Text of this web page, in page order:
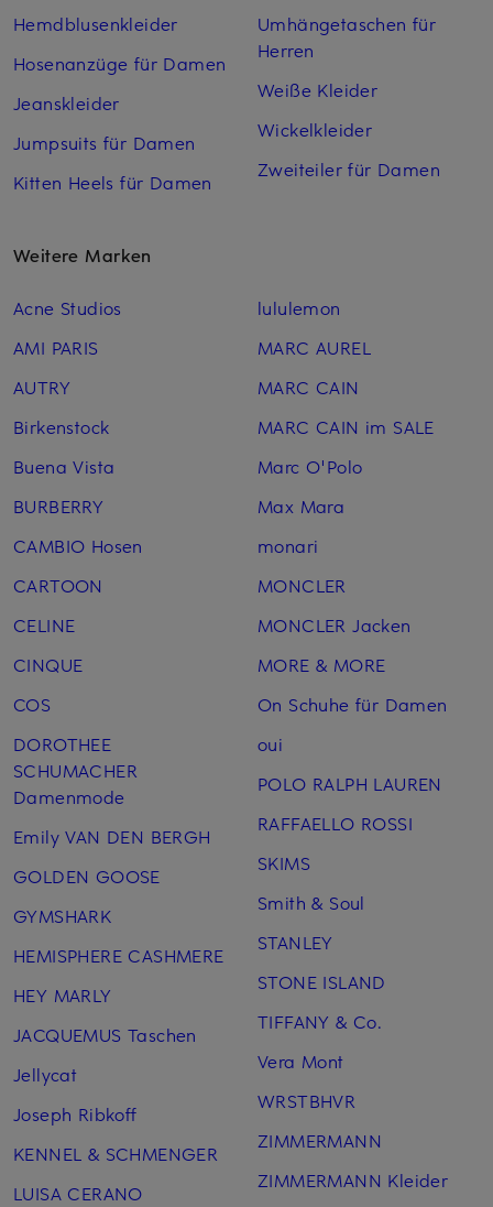
Hemdblusenkleider
Hosenanzüge für Damen
Jeanskleider
Jumpsuits für Damen
Kitten Heels für Damen
Umhängetaschen für
Herren
Weiße Kleider
Wickelkleider
Zweiteiler für Damen
Weitere Marken
Acne Studios
AMI PARIS
AUTRY
Birkenstock
Buena Vista
BURBERRY
CAMBIO Hosen
CARTOON
CELINE
CINQUE
COS
DOROTHEE
SCHUMACHER
Damenmode
Emily VAN DEN BERGH
GOLDEN GOOSE
GYMSHARK
HEMISPHERE CASHMERE
HEY MARLY
JACQUEMUS Taschen
Jellycat
Joseph Ribkoff
KENNEL & SCHMENGER
LUISA CERANO
lululemon
MARC AUREL
MARC CAIN
MARC CAIN im SALE
Marc O'Polo
Max Mara
monari
MONCLER
MONCLER Jacken
MORE & MORE
On Schuhe für Damen
oui
POLO RALPH LAUREN
RAFFAELLO ROSSI
SKIMS
Smith & Soul
STANLEY
STONE ISLAND
TIFFANY & Co.
Vera Mont
WRSTBHVR
ZIMMERMANN
ZIMMERMANN Kleider